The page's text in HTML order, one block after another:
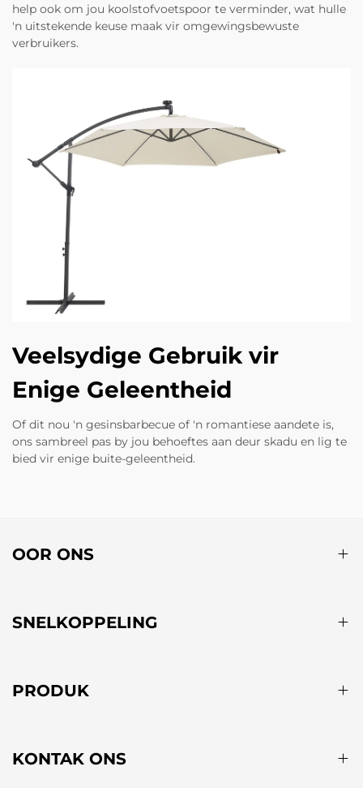
help ook om jou koolstofvoetspoor te verminder, wat hulle
'n uitstekende keuse maak vir omgewingsbewuste
verbruikers.
Veelsydige Gebruik vir
Enige Geleentheid
Of dit nou 'n gesinsbarbecue of 'n romantiese aandete is,
ons sambreel pas by jou behoeftes aan deur skadu en lig te
bied vir enige buite-geleentheid.
OOR ONS
SNELKOPPELING
PRODUK
KONTAK ONS